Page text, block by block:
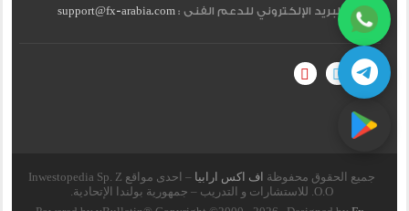
البريد الإلكتروني للدعم الفنى :support@fx-arabia.com
جميع الحقوق محفوظة اف اكس ارابيا
– احدى مواقع Inwestopedia Sp. Z
O.O. للاستشارات و التدريب – جمهورية بولندا الإتحادية.